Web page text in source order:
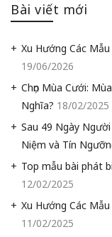
Bài viết mới
Xu Hướng Các
19/06/2026
Chọn Mùa Cưới:
Nghĩa? 18/02/2025
Sau 49 Ngày
Niệm và Tín
Top mẫu bài phát
12/02/2025
Xu Hướng Các
11/02/2025